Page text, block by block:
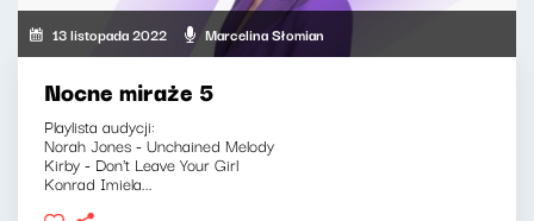
13 listopada 2022 Marcelina Słomian
Nocne miraże 5
Playlista audycji:
Norah Jones - Unchained Melody
Kirby - Don't Leave Your Girl
Konrad Imiela...